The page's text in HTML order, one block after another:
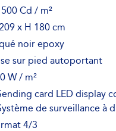
Cd / m²
x H 180 cm
noir epoxy
sur pied autoportant
W / m²
card LED display
de surveillance à
4/3